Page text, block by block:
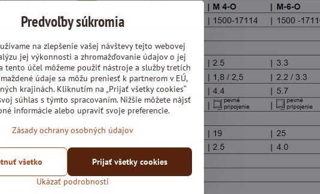
Predvoľby súkromia
na zlepšenie vašej návštevy tejto webovej
jej výkonnosti a zhromažďovanie údajov o jej
tento účel môžeme použiť nástroje a služby tretích
údaje sa môžu preniesť k partnerom v EÚ,
krajinách. Kliknutím na „Prijať všetky cookies“
súhlas s týmto spracovaním. Nižšie môžete nájsť
informácie alebo upraviť svoje preferencie.
Zásady ochrany osobných údajov
Ukázať podrobnosti
Prijať všetky cookies
všetko